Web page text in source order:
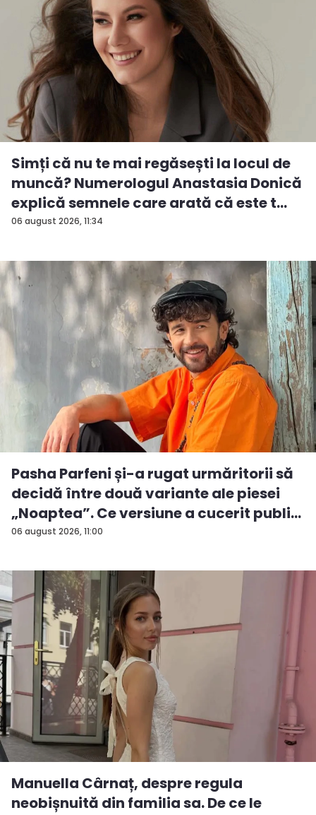
06 august 2026, 11:34
Simți că nu te mai regăsești la locul de
muncă? Numerologul Anastasia Donică
explică semnele care arată că este t...
06 august 2026, 11:00
Pasha Parfeni și-a rugat urmăritorii să
decidă între două variante ale piesei
„Noaptea”. Ce versiune a cucerit publi...
Manuella Cârnaț, despre regula
neobișnuită din familia sa. De ce le